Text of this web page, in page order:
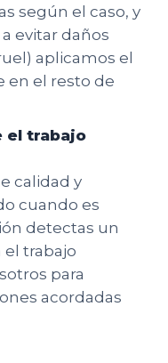
según el caso, y
evitar daños
aplicamos el
en el resto de
el trabajo
calidad y
cuando es
detectas un
trabajo
para
acordadas